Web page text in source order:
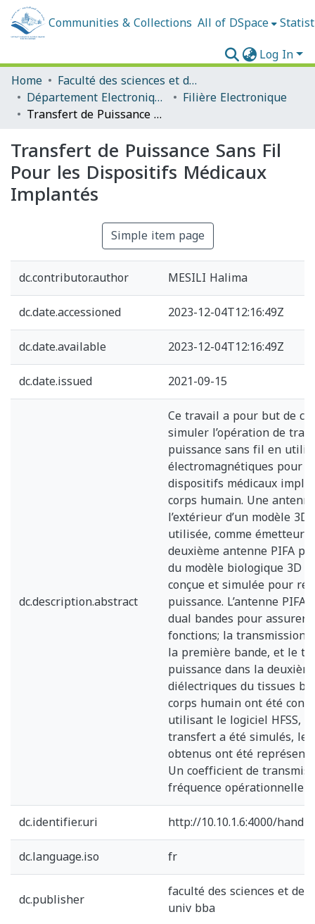
Communities & Collections All of DSpace
Log In
Home
Faculté des sciences et de la technologie
Département Electronique Filière Electronique
Transfert de Puissance Sans Fil Pour les Dispositifs Médicaux Implantés
Transfert de Puissance Sans Fil
Pour les Dispositifs Médicaux
Implantés
Simple item page
dc.contributor.author
MESILI Halima
dc.date.accessioned
2023-12-04T12:16:49Z
dc.date.available
2023-12-04T12:16:49Z
dc.date.issued
2021-09-15
dc.description.abstract
Ce travail a pour but de
simuler l’opération de
puissance sans fil en
électromagnétiques pour
dispositifs médicaux
corps humain. Une
l’extérieur d’un modèle
utilisée, comme émetteur
deuxième antenne PIFA
du modèle biologique 3D
conçue et simulée pour
puissance. L’antenne
dual bandes pour assurer
fonctions; la transmission
la première bande, et le
puissance dans la
diélectriques du tissues
corps humain ont été
utilisant le logiciel HFSS,
transfert a été simulés,
obtenus ont été
Un coefficient de
fréquence opérationnelle
dc.identifier.uri
http://10.10.1.6:4000/
dc.language.iso
fr
dc.publisher
faculté des sciences et de
univ bba